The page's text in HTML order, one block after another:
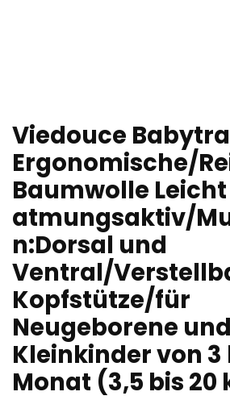
Viedouce
Ergonomische/
Baumwolle
atmungsaktiv/
n:Dorsal und
Ventral/
Kopfstütze/für
Neugeborene und
Kleinkinder von 3
Monat (3,5 bis 20